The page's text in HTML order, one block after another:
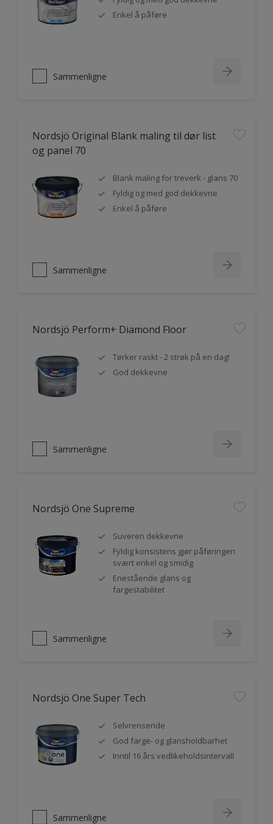
Enkel å påføre
Sammenligne
Nordsjö Original Blank maling til dør list
og panel 70
Blank maling for treverk - glans 70
Fyldig og med god dekkevne
Enkel å påføre
Sammenligne
Nordsjö Perform+ Diamond Floor
Tørker raskt - 2 strøk på en dag!
God dekkevne
Sammenligne
Nordsjö One Supreme
Suveren dekkevne
Fyldig konsistens gjør påføringen
svært enkel og smidig
Enestående glans og
fargestabilitet
Sammenligne
Nordsjö One Super Tech
Selvrensende
God farge- og glansholdbarhet
Inntil 16 års vedlikeholdsintervall
Sammenligne